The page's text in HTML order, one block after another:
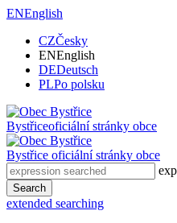
ENEnglish
CZČesky
ENEnglish
DEDeutsch
PLPo polsku
Bystřiceoficiální stránky obce
Bystřice oficiální stránky obce
Search
extended searching